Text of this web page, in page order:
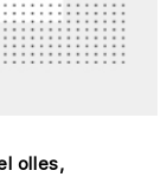
olles,